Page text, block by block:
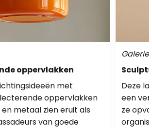
oppervlakken
met
oppervlakken
metaal zien eruit als
van goede
Deze
een
ze